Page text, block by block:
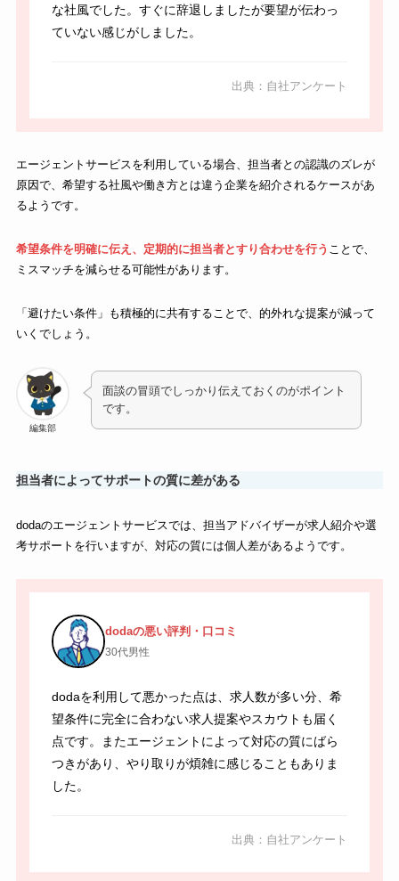
な社風でした。すぐに辞退しましたが要望が伝わっ
ていない感じがしました。
出典：自社アンケート
エージェントサービスを利用している場合、担当者との認識のズレが
原因で、希望する社風や働き方とは違う企業を紹介されるケースがあ
るようです。
希望条件を明確に伝え、定期的に担当者とすり合わせを行う ことで、
ミスマッチを減らせる可能性があります。
「避けたい条件」も積極的に共有することで、的外れな提案が減って
いくでしょう。
編集部
面談の冒頭でしっかり伝えておくのがポイント
です。
担当者によってサポートの質に差がある
dodaのエージェントサービスでは、担当アドバイザーが求人紹介や選
考サポートを行いますが、対応の質には個人差があるようです。
dodaの悪い評判・口コミ
30代男性
dodaを利用して悪かった点は、求人数が多い分、希
望条件に完全に合わない求人提案やスカウトも届く
点です。またエージェントによって対応の質にばら
つきがあり、やり取りが煩雑に感じることもありま
した。
出典：自社アンケート